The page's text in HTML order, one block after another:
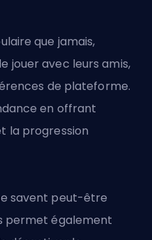
que jamais,
jouer avec leurs amis,
de plateforme.
en offrant
la progression
savent peut-être
permet également